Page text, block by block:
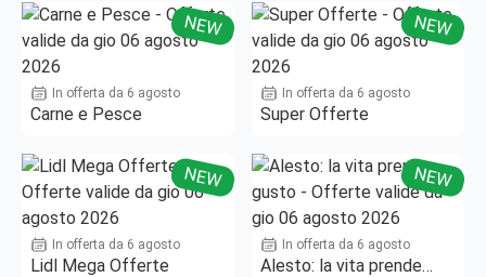
NEW
In offerta da 6 agosto
Carne e Pesce
NEW
In offerta da 6 agosto
Super Offerte
NEW
In offerta da 6 agosto
Lidl Mega Offerte
NEW
In offerta da 6 agosto
Alesto: la vita prende